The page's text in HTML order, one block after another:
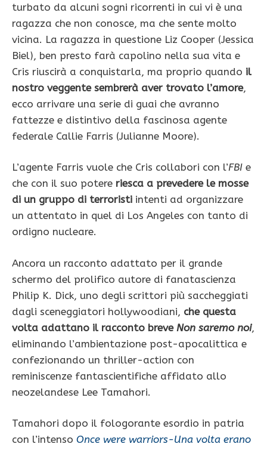
turbato da alcuni sogni ricorrenti in cui vi è una
ragazza che non conosce, ma che sente molto
vicina. La ragazza in questione Liz Cooper (Jessica
Biel), ben presto farà capolino nella sua vita e
Cris riuscirà a conquistarla, ma proprio quando il
nostro veggente sembrerà aver trovato l’amore,
ecco arrivare una serie di guai che avranno
fattezze e distintivo della fascinosa agente
federale Callie Farris (Julianne Moore).
L’agente Farris vuole che Cris collabori con l’FBI e
che con il suo potere riesca a prevedere le mosse
di un gruppo di terroristi intenti ad organizzare
un attentato in quel di Los Angeles con tanto di
ordigno nucleare.
Ancora un racconto adattato per il grande
schermo del prolifico autore di fanatascienza
Philip K. Dick, uno degli scrittori più saccheggiati
dagli sceneggiatori hollywoodiani, che questa
volta adattano il racconto breve Non saremo noi,
eliminando l’ambientazione post-apocalittica e
confezionando un thriller-action con
reminiscenze fantascientifiche affidato allo
neozelandese Lee Tamahori.
Tamahori dopo il fologorante esordio in patria
con l’intenso Once were warriors-Una volta erano